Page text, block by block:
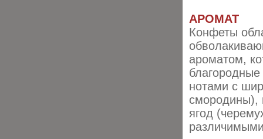
АРОМАТ
Конфеты
ароматом,
нотами с
смородины),
ягод